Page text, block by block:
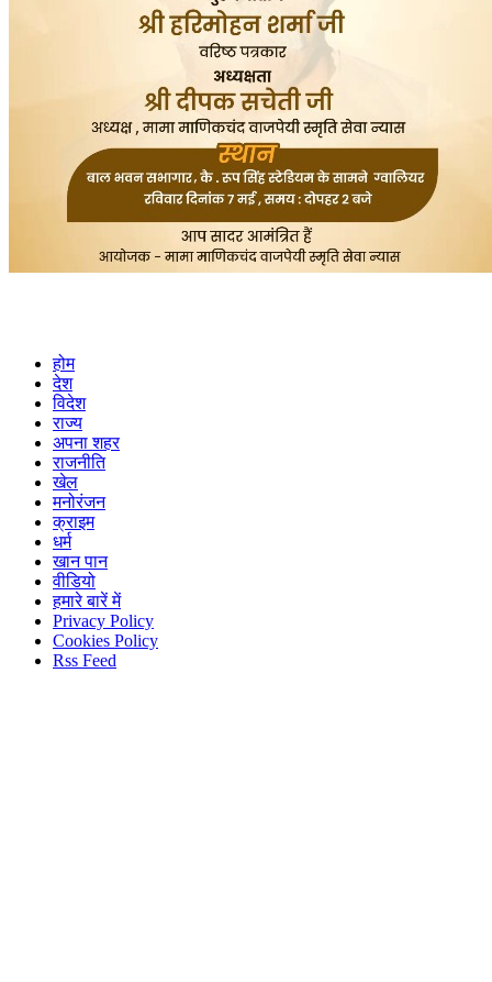
होम
देश
विदेश
राज्य
अपना शहर
राजनीति
खेल
मनोरंजन
क्राइम
धर्म
खान पान
वीडियो
हमारे बारें में
Privacy Policy
Cookies Policy
Rss Feed